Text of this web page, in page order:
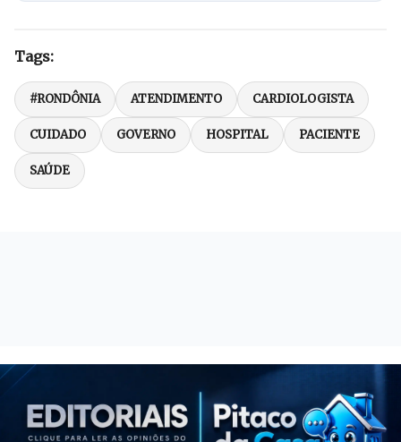
Tags:
#RONDÔNIA ATENDIMENTO CARDIOLOGISTA
CUIDADO GOVERNO HOSPITAL PACIENTE
SAÚDE